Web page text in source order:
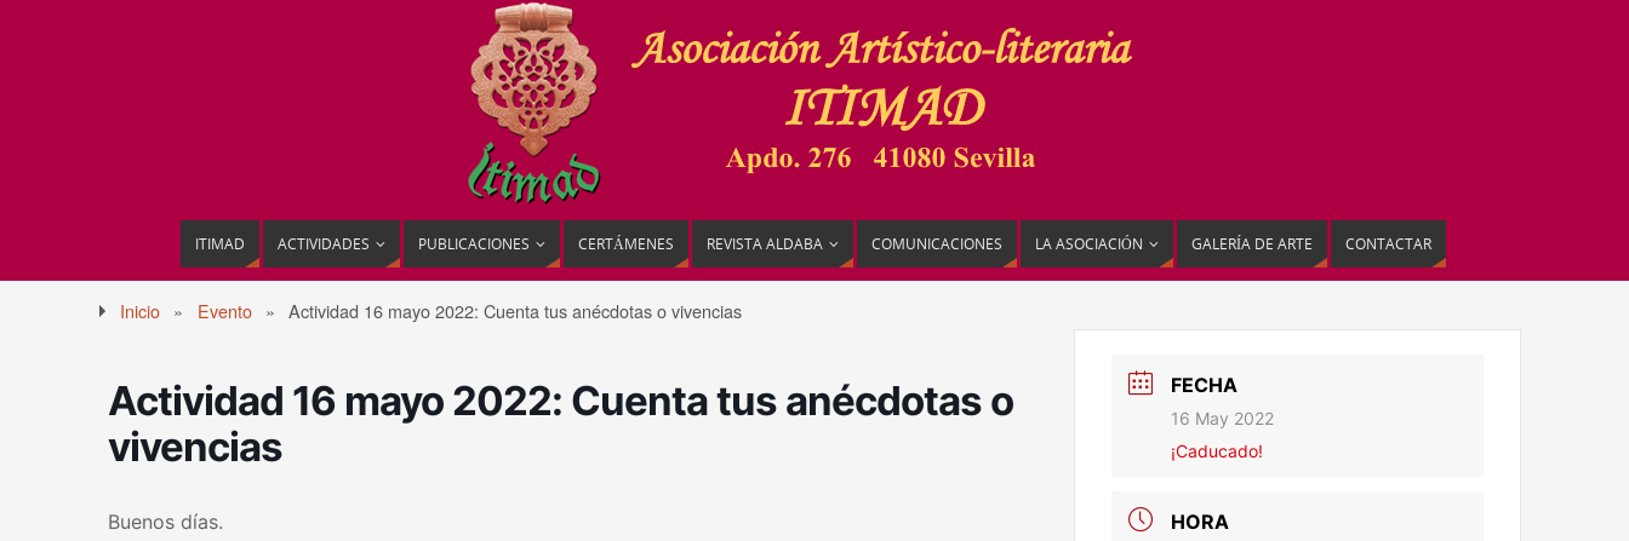
ITIMAD ACTIVIDADES PUBLICACIONES CERTÁMENES REVISTA ALDABA COMUNICACIONES LA ASOCIACIÓN GALERÍA DE ARTE CONTACTAR
Inicio » Evento » Actividad 16 mayo 2022: Cuenta tus anécdotas o vivencias
Actividad 16 mayo 2022: Cuenta tus anécdotas o
vivencias
Buenos días.
FECHA
16 May 2022
¡Caducado!
HORA